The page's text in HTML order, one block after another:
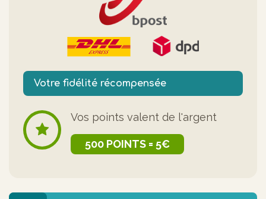
Votre fidélité récompensée
Vos points valent de l'argent
500 POINTS = 5€